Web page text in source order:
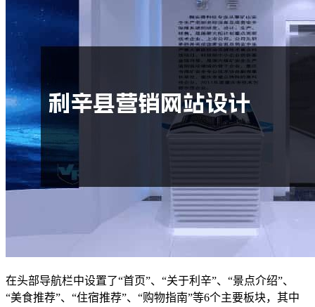
在头部导航栏中设置了“首页”、“关于利辛”、“景点介绍”、
“美食推荐”、“住宿推荐”、“购物指南”等6个主要板块，其中